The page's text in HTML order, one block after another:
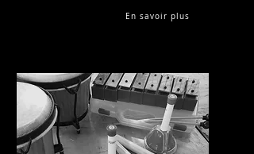
En savoir plus